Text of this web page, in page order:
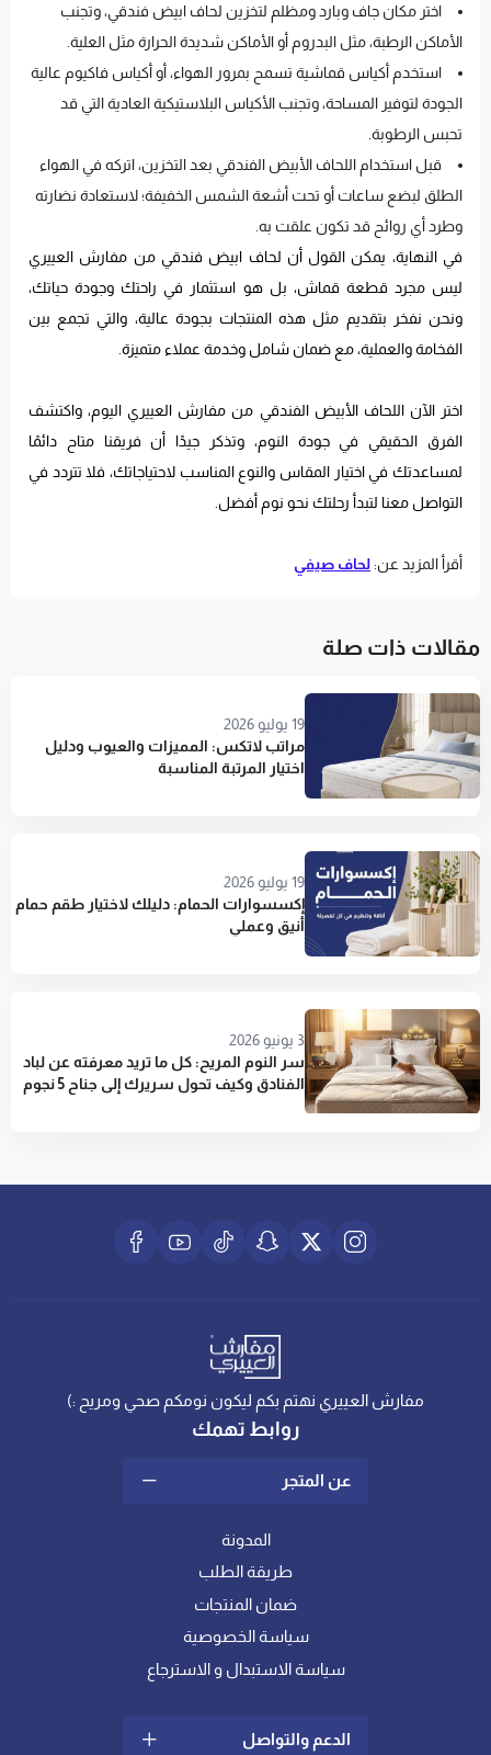
اختر مكان جاف وبارد ومظلم لتخزين لحاف ابيض فندقي، وتجنب
الأماكن الرطبة، مثل البدروم أو الأماكن شديدة الحرارة مثل العلية.
استخدم أكياس قماشية تسمح بمرور الهواء، أو أكياس فاكيوم عالية
الجودة لتوفير المساحة، وتجنب الأكياس البلاستيكية العادية التي قد
تحبس الرطوبة.
قبل استخدام اللحاف الأبيض الفندقي بعد التخزين، اتركه في الهواء
الطلق لبضع ساعات أو تحت أشعة الشمس الخفيفة؛ لاستعادة نضارته
وطرد أي روائح قد تكون علقت به.
في النهاية، يمكن القول أن لحاف ابيض فندقي من مفارش العييري
ليس مجرد قطعة قماش، بل هو استثمار في راحتك وجودة حياتك،
ونحن نفخر بتقديم مثل هذه المنتجات بجودة عالية، والتي تجمع بين
الفخامة والعملية، مع ضمان شامل وخدمة عملاء متميزة.
اختر الآن اللحاف الأبيض الفندقي من مفارش العييري اليوم، واكتشف
الفرق الحقيقي في جودة النوم، وتذكر جيدًا أن فريقنا متاح دائمًا
لمساعدتك في اختيار المقاس والنوع المناسب لاحتياجاتك، فلا تتردد في
التواصل معنا لتبدأ رحلتك نحو نوم أفضل.
أقرأ المزيد عن:لحاف صيفي
مقالات ذات صلة
19 يوليو 2026
مراتب لاتكس: المميزات والعيوب ودليل
اختيار المرتبة المناسبة
19 يوليو 2026
إكسسوارات الحمام: دليلك لاختيار طقم حمام
أنيق وعملي
3 يونيو 2026
سر النوم المريح: كل ما تريد معرفته عن لباد
الفنادق وكيف تحول سريرك إلى جناح 5 نجوم
مفارش العييري نهتم بكم ليكون نومكم صحي ومريح :)
روابط تهمك
عن المتجر
المدونة
طريقة الطلب
ضمان المنتجات
سياسة الخصوصية
سياسة الاستبدال و الاسترجاع
الدعم والتواصل